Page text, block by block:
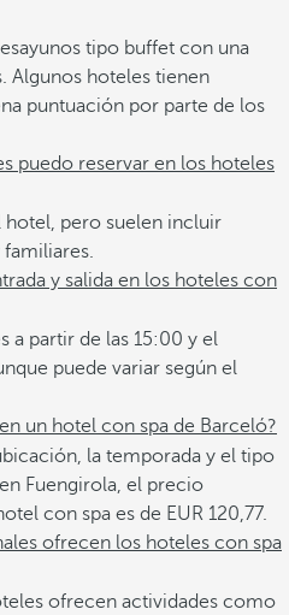
tipo buffet con una
Algunos hoteles tienen
puntuación por parte de los
puedo reservar en los hoteles
hotel, pero suelen incluir
y salida en los hoteles con
a partir de las 15:00 y el
puede variar según el
un hotel con spa de Barceló?
la temporada y el tipo
Fuengirola, el precio
con spa es de EUR 120,77.
ofrecen los hoteles con spa
ofrecen actividades como